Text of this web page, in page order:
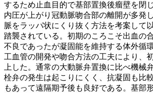
するため止血目的で基部置換後瘤壁を閉
内圧が上がり冠動脈吻合部の離開が多発
脈をラッパ状にくり抜く方法を考案して
踏襲されている。初期のころこそ出血の
不良であったが凝固能を維持する体外循
工血管の開発や吻合方法の工夫により、
上した。通常の大動脈弁置換に比べ機械
栓弁の発生は起こりにくく、抗凝固も比
もあって遠隔期予後も良好である。基部